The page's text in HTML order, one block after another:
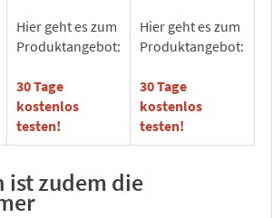
Hier geht es zum
Produktangebot:
30 Tage
kostenlos
testen!
Hier geht es zum
Produktangebot:
30 Tage
kostenlos
testen!
ist zudem die